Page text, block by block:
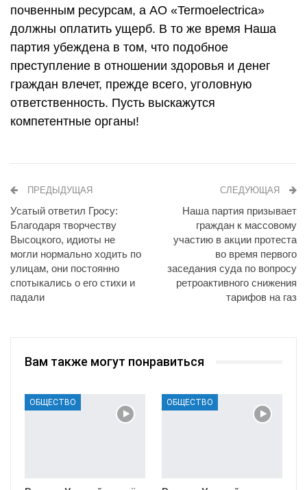
почвенным ресурсам, а АО «Termoelectrica»
должны оплатить ущерб. В то же время Наша
партия убеждена в том, что подобное
преступление в отношении здоровья и денег
граждан влечет, прежде всего, уголовную
ответственность. Пусть выскажутся
компетентные органы!
ПРЕДЫДУЩАЯ
Усатый ответил Гросу:
Благодаря творчеству
Высоцкого, идиоты не
могли нормально ходить по
улицам, они постоянно
спотыкались о его стихи и
падали
СЛЕДУЮЩАЯ
Наша партия призывает
граждан к массовому
участию в акции протеста
во время первого
заседания суда по вопросу
ретроактивного снижения
тарифов на газ
Вам также могут понравиться
ОБЩЕСТВО ОБЩЕСТВО